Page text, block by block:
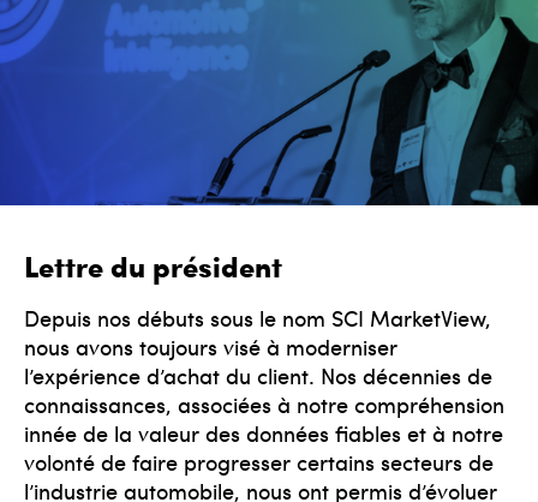
Lettre du président
Depuis nos débuts sous le nom SCI MarketView,
nous avons toujours visé à moderniser
l’expérience d’achat du client. Nos décennies de
connaissances, associées à notre compréhension
innée de la valeur des données fiables et à notre
volonté de faire progresser certains secteurs de
l’industrie automobile, nous ont permis d’évoluer